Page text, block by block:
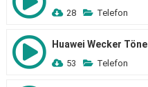
28 Telefon
Huawei Wecker Töne
53 Telefon